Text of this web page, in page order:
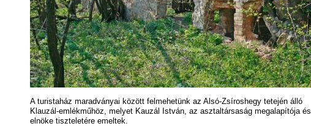
A turistaház maradványai között felmehetünk az Alsó-Zsíroshegy tetején álló
Klauzál-emlékműhöz, melyet Kauzál István, az asztaltársaság megalapítója és
elnöke tiszteletére emeltek.